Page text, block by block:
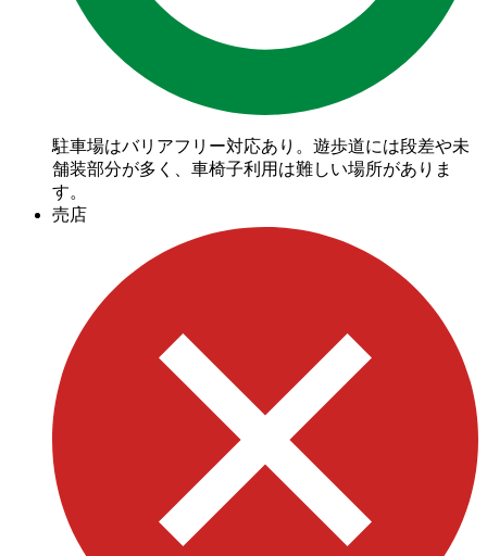
駐車場はバリアフリー対応あり。遊歩道には段差や未
舗装部分が多く、車椅子利用は難しい場所がありま
す。
売店